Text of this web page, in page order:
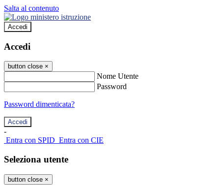
Salta al contenuto
Accedi
Accedi
button close ×
Nome Utente
Password
Password dimenticata?
-
Entra con SPID Entra con CIE
Seleziona utente
button close ×